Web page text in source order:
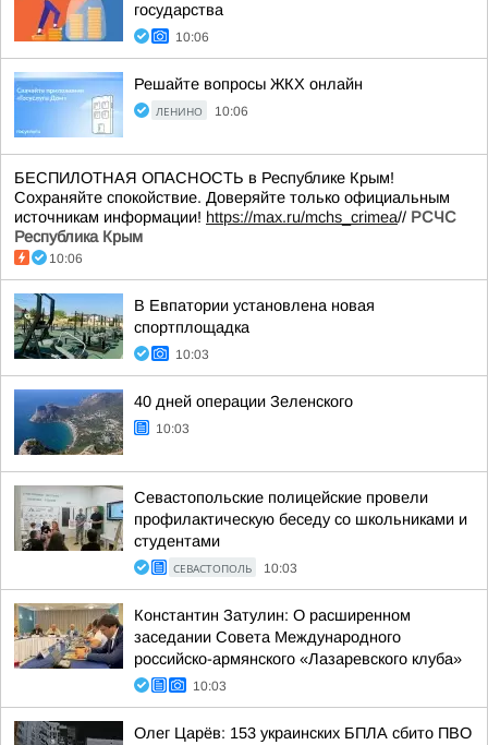
государства
10:06
Решайте вопросы ЖКХ онлайн
ЛЕНИНО 10:06
БЕСПИЛОТНАЯ ОПАСНОСТЬ в Республике Крым!
Сохраняйте спокойствие. Доверяйте только официальным
источникам информации! https://max.ru/mchs_crimea// РСЧС
Республика Крым
10:06
В Евпатории установлена новая
спортплощадка
10:03
40 дней операции Зеленского
10:03
Севастопольские полицейские провели
профилактическую беседу со школьниками и
студентами
СЕВАСТОПОЛЬ 10:03
Константин Затулин: О расширенном
заседании Совета Международного
российско-армянского «Лазаревского клуба»
10:03
Олег Царёв: 153 украинских БПЛА сбито ПВО